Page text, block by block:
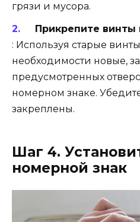
грязи и мусора.
Прикрепите винты
: Используя старые
необходимости новые,
предусмотренных
номерном знаке.
закреплены.
Шаг 4.
номерной знак